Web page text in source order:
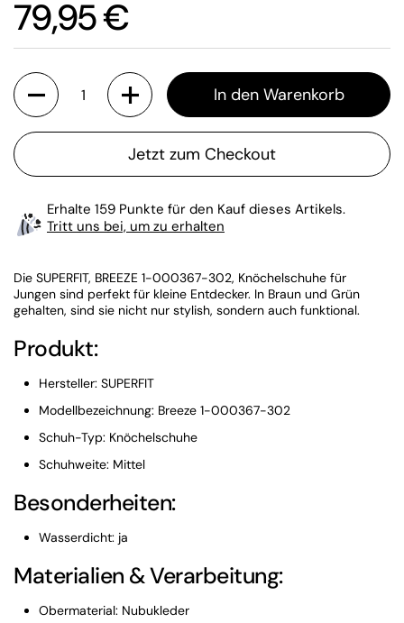
Preis:
79,95 €
Anzahl
In den Warenkorb
Jetzt zum Checkout
Erhalte 159 Punkte für den Kauf dieses Artikels.
Tritt uns bei, um zu erhalten
Die SUPERFIT, BREEZE 1-000367-302, Knöchelschuhe für
Jungen sind perfekt für kleine Entdecker. In Braun und Grün
gehalten, sind sie nicht nur stylish, sondern auch funktional.
Produkt:
Hersteller: SUPERFIT
Modellbezeichnung: Breeze 1-000367-302
Schuh-Typ: Knöchelschuhe
Schuhweite: Mittel
Besonderheiten:
Wasserdicht: ja
Materialien & Verarbeitung:
Obermaterial: Nubukleder